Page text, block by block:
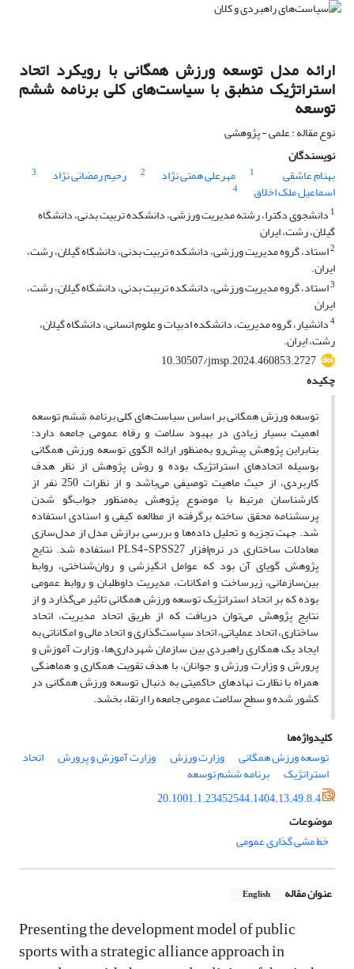
ارائه مدل توسعه ورزش همگانی با رویکرد اتحاد
استراتژیک منطبق با سیاست‌های کلی برنامه ششم
توسعه
نوع مقاله : علمی - پژوهشی
نویسندگان
بهنام عاشقی
1 مهرعلی همتی نژاد 2 رحیم رمضانی نژاد 3
اسماعیل ملک اخلاق
4
1 دانشجوی دکترا، رشته مدیریت ورزشی، دانشکده تربیت بدنی، دانشگاه
گیلان، رشت، ایران
2استاد، گروه مدیریت ورزشی، دانشکده تربیت بدنی، دانشگاه گیلان، رشت،
ایران.
3استاد، گروه مدیریت ورزشی، دانشکده تربیت بدنی، دانشگاه گیلان، رشت،
ایران
4دانشیار، گروه مدیریت، دانشکده ادبیات و علوم انسانی، دانشگاه گیلان،
رشت، ایران.
10.30507/jmsp.2024.460853.2727
چکیده
توسعه ورزش همگانی بر اساس سیاست‌های کلی برنامه ششم توسعه
اهمیت بسیار زیادی در بهبود سلامت و رفاه عمومی جامعه دارد؛
بنابراین پژوهش پیش‌رو به‌منظور ارائه الگوی توسعه ورزش همگانی
بوسیله اتحادهای استراتژیک بوده و روش پژوهش از نظر هدف
کاربردی، از حیث ماهیت توصیفی می‌باشد و از نظرات 250 نفر از
کارشناسان مرتبط با موضوع پژوهش به‌منظور جواب‌گو شدن
پرسشنامه محقق ساخته برگرفته از مطالعه کیفی و اسنادی استفاده
شد. جهت تجزیه و تحلیل داده‌ها و بررسی برازش مدل از مدل‌سازی
معادلات ساختاری در نرم‌افزار PLS4-SPSS27 استفاده شد. نتایج
پژوهش گویای آن بود که عوامل انگیزشی و روان‌شناختی، روابط
بین‌سازمانی، زیرساخت و امکانات، مدیریت داوطلبان و روابط عمومی
بوده که بر اتحاد استراتژیک توسعه ورزش همگانی تاثیر می‌گذارد و از
نتایج پژوهش می‌توان دریافت که از طریق اتحاد مدیریت، اتحاد
ساختاری، اتحاد عملیاتی، اتحاد سیاست‌گذاری و اتحاد مالی و امکاناتی به
ایجاد یک همکاری راهبردی بین سازمان شهرداری‌ها، وزارت آموزش و
پرورش و وزارت ورزش و جوانان، با هدف تقویت همکاری و هماهنگی
همراه با نظارت نهادهای حاکمیتی به دنبال توسعه ورزش همگانی در
کشور شده و سطح سلامت عمومی جامعه را ارتقاء بخشد.
کلیدواژه‌ها
توسعه ورزش همگانی
وزارت ورزش وزارت آموزش و پرورش اتحاد
استراتژیک
برنامه ششم توسعه
20.1001.1.23452544.1404.13.49.8.4
موضوعات
خط مشی گذاری عمومی
عنوان مقاله English
Presenting the development model of public
sports with a strategic alliance approach in